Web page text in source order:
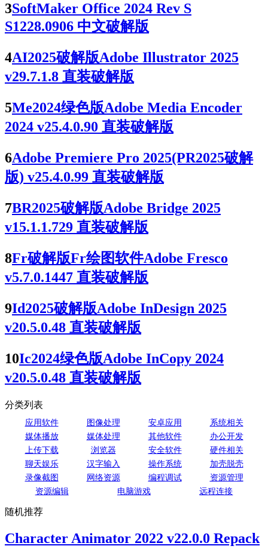
3SoftMaker Office 2024 Rev S
S1228.0906 中文破解版
4AI2025破解版Adobe Illustrator 2025
v29.7.1.8 直装破解版
5Me2024绿色版Adobe Media Encoder
2024 v25.4.0.90 直装破解版
6Adobe Premiere Pro 2025(PR2025破解
版) v25.4.0.99 直装破解版
7BR2025破解版Adobe Bridge 2025
v15.1.1.729 直装破解版
8Fr破解版Fr绘图软件Adobe Fresco
v5.7.0.1447 直装破解版
9Id2025破解版Adobe InDesign 2025
v20.5.0.48 直装破解版
10Ic2024绿色版Adobe InCopy 2024
v20.5.0.48 直装破解版
分类列表
应用软件 图像处理 安卓应用
系统相关
媒体播放
媒体处理 其他软件
办公开发
上传下载
浏览器 安全软件
硬件相关
聊天娱乐
汉字输入 操作系统
加壳脱壳
录像截图
网络资源 编程调试
资源管理
资源编辑
电脑游戏 远程连接
随机推荐
Character Animator 2022 v22.0.0 Repack